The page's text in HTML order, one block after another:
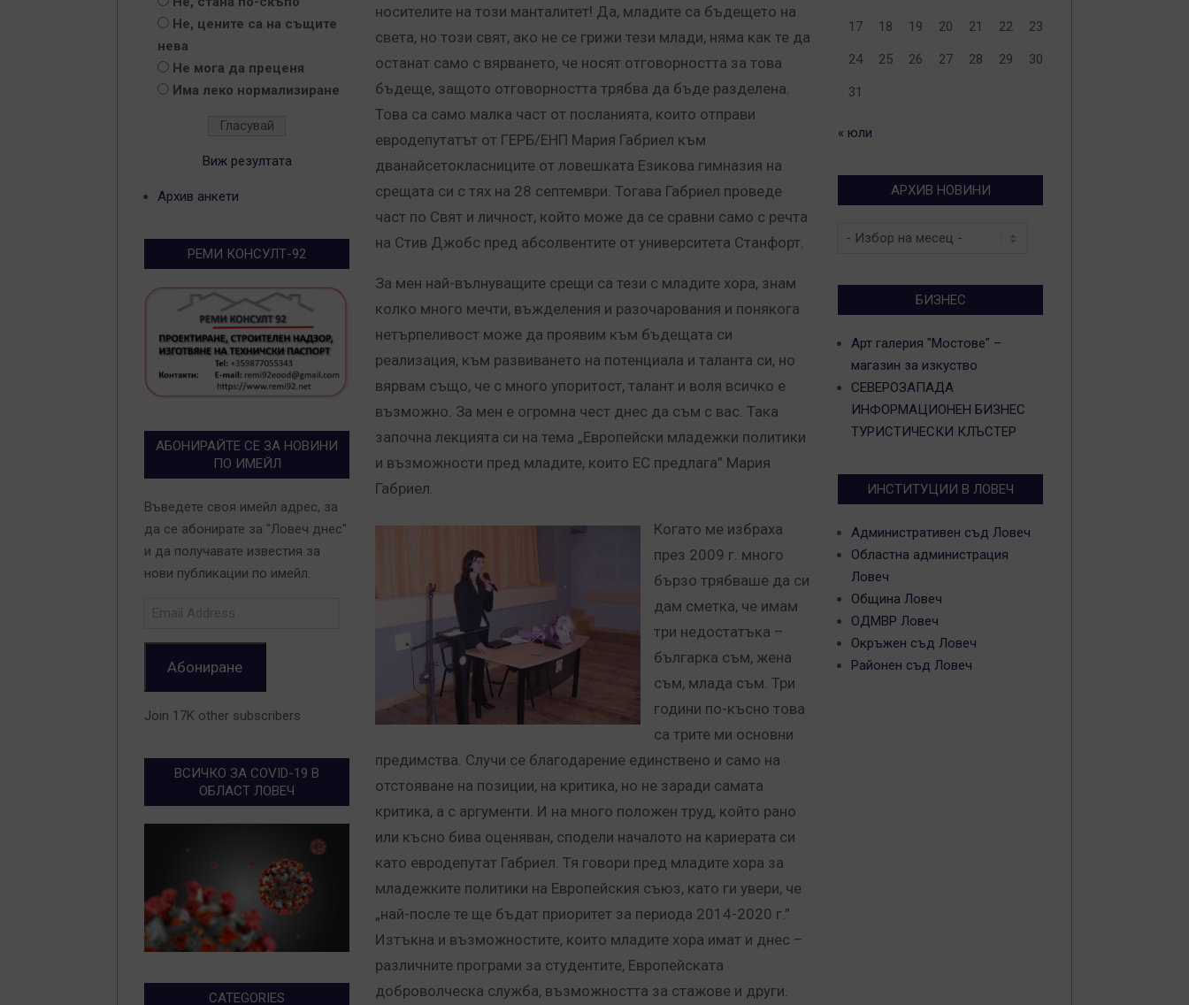
носителите на този манталитет! Да, младите са бъдещето на
света, но този свят, ако не се грижи тези млади, няма как те да
останат само с вярването, че носят отговорността за това
бъдеще, защото отговорността трябва да бъде разделена.
Това са само малка част от посланията, които отправи
евродепутатът от ГЕРБ/ЕНП Мария Габриел към
дванайсетокласниците от ловешката Езикова гимназия на
срещата си с тях на 28 септември. Тогава Габриел проведе
част по Свят и личност, който може да се сравни само с речта
на Стив Джобс пред абсолвентите от университета Станфорт.
За мен най-вълнуващите срещи са тези с младите хора, знам
колко много мечти, въжделения и разочарования и понякога
нетърпеливост може да проявим към бъдещата си
реализация, към развиването на потенциала и таланта си, но
вярвам също, че с много упоритост, талант и воля всичко е
възможно. За мен е огромна чест днес да съм с вас. Така
започна лекцията си на тема „Европейски младежки политики
и възможности пред младите, които ЕС предлага” Мария
Габриел.
Когато ме избраха
през 2009 г. много
бързо трябваше да си
дам сметка, че имам
три недостатъка –
българка съм, жена
съм, млада съм. Три
години по-късно това
са трите ми основни
предимства. Случи се благодарение единствено и само на
отстояване на позиции, на критика, но не заради самата
критика, а с аргументи. И на много положен труд, който рано
или късно бива оценяван, сподели началото на кариерата си
като евродепутат Габриел. Тя говори пред младите хора за
младежките политики на Европейския съюз, като ги увери, че
„най-после те ще бъдат приоритет за периода 2014-2020 г.”
Изтъкна и възможностите, които младите хора имат и днес –
различните програми за студентите, Европейската
доброволческа служба, възможността за стажове и други.
Не, цените са на същите
нева
Не мога да преценя
Има леко нормализиране
Виж резултата
Архив анкети
РЕМИ КОНСУЛТ-92
АБОНИРАЙТЕ СЕ ЗА НОВИНИ
ПО ИМЕЙЛ
Въведете своя имейл адрес, за
да се абонирате за "Ловеч днес"
и да получавате известия за
нови публикации по имейл.
Абониране
Join 17K other subscribers
ВСИЧКО ЗА COVID-19 В
ОБЛАСТ ЛОВЕЧ
CATEGORIES
17 18 19 20 21 22 23
24 25 26 27 28 29 30
31
« юли
АРХИВ НОВИНИ
Архив
БИЗНЕС
Арт галерия "Мостове" –
магазин за изкуство
СЕВЕРОЗАПАДА
ИНФОРМАЦИОНЕН БИЗНЕС
ТУРИСТИЧЕСКИ КЛЪСТЕР
ИНСТИТУЦИИ В ЛОВЕЧ
Административен съд Ловеч
Областна администрация
Ловеч
Община Ловеч
ОДМВР Ловеч
Окръжен съд Ловеч
Районен съд Ловеч